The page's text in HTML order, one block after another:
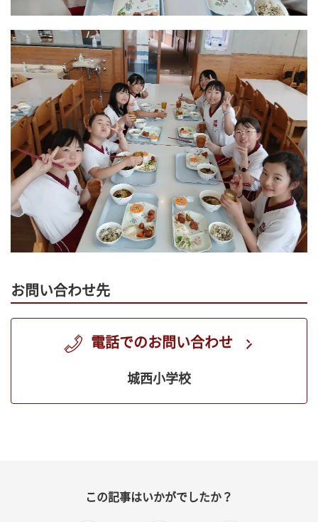
お問い合わせ先
電話でのお問い合わせ
城西小学校
この記事はいかがでしたか？